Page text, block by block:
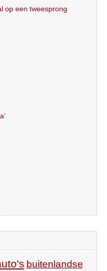
AI mondiaal op een tweesprong
buitenlandse